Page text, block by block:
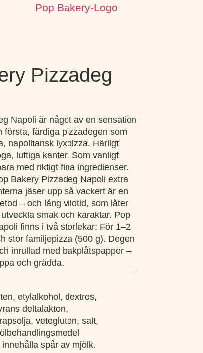
Pizzadeg
Napoli är något av en sensation
första, färdiga pizzadegen som
napolitansk lyxpizza. Härligt
luftiga kanter. Som vanligt
med riktigt fina ingredienser.
Bakery Pizzadeg Napoli extra
jäser upp så vackert är en
– och lång vilotid, som låter
smak och karaktär. Pop
finns i två storlekar: För 1–2
stor familjepizza (500 g). Degen
inrullad med bakplåtspapper –
och grädda.
etylalkohol, dextros,
deltalakton,
vetegluten, salt,
spår av mjölk.